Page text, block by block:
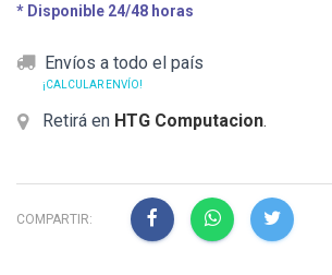
* Disponible 24/48 horas
Envíos a todo el país
¡CALCULAR ENVÍO!
Retirá en HTG Computacion.
COMPARTIR: